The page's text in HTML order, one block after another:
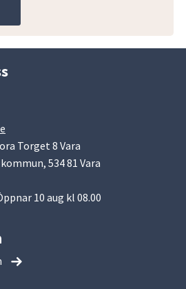
Torget 8 Vara
534 81 Vara
10 aug kl 08.00